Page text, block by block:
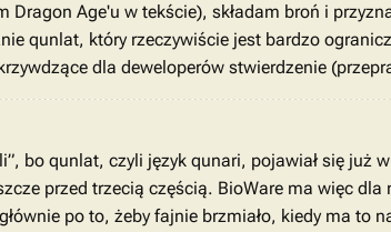
Age'u w tekście), składam broń i
qunlat, który rzeczywiście jest bardzo
dla deweloperów stwierdzenie
bo qunlat, czyli język qunari, pojawiał się już w
przed trzecią częścią. BioWare ma więc
po to, żeby fajnie brzmiało, kiedy ma to